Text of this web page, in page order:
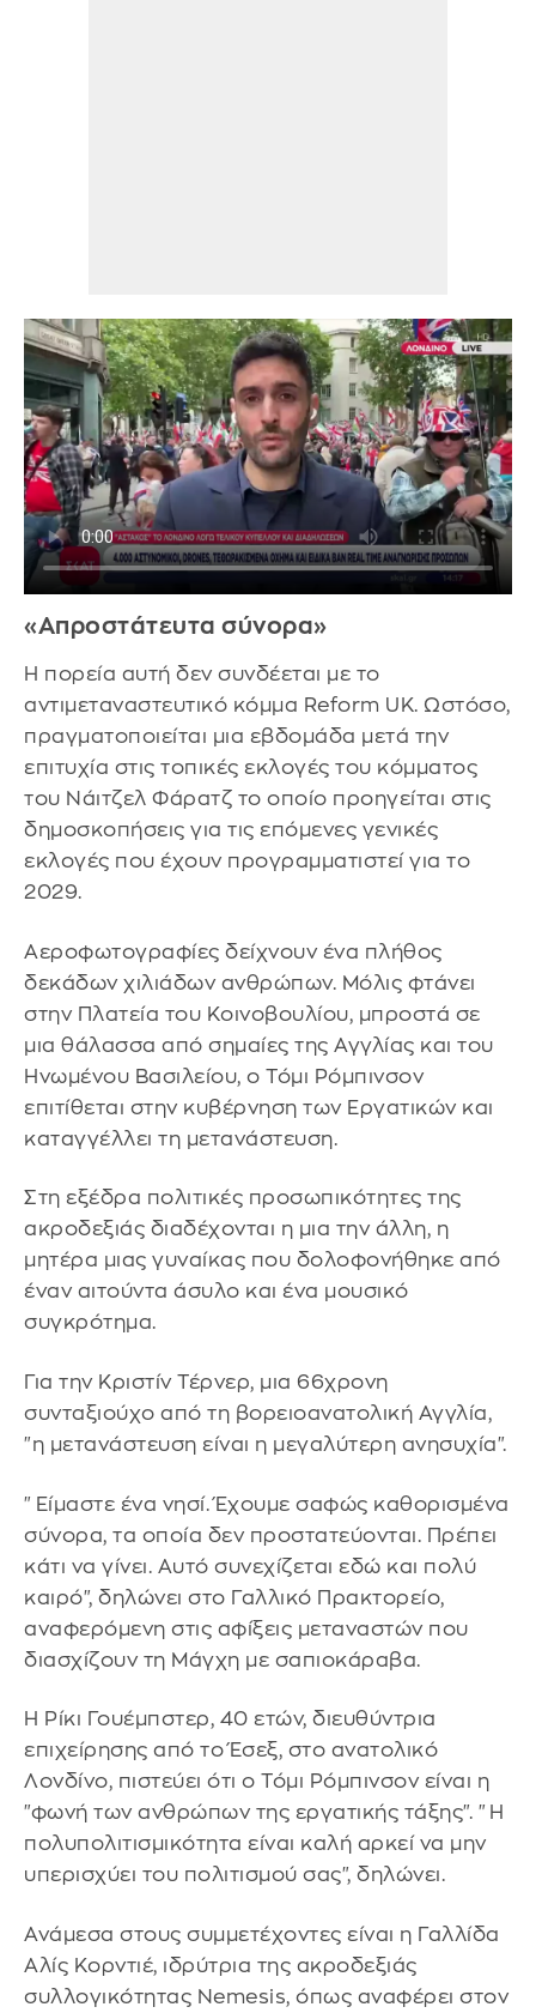
«Απροστάτευτα σύνορα»
Η πορεία αυτή δεν συνδέεται με το
αντιμεταναστευτικό κόμμα Reform UK. Ωστόσο,
πραγματοποιείται μια εβδομάδα μετά την
επιτυχία στις τοπικές εκλογές του κόμματος
του Νάιτζελ Φάρατζ το οποίο προηγείται στις
δημοσκοπήσεις για τις επόμενες γενικές
εκλογές που έχουν προγραμματιστεί για το
2029.
Αεροφωτογραφίες δείχνουν ένα πλήθος
δεκάδων χιλιάδων ανθρώπων. Μόλις φτάνει
στην Πλατεία του Κοινοβουλίου, μπροστά σε
μια θάλασσα από σημαίες της Αγγλίας και του
Ηνωμένου Βασιλείου, ο Τόμι Ρόμπινσον
επιτίθεται στην κυβέρνηση των Εργατικών και
καταγγέλλει τη μετανάστευση.
Στη εξέδρα πολιτικές προσωπικότητες της
ακροδεξιάς διαδέχονται η μια την άλλη, η
μητέρα μιας γυναίκας που δολοφονήθηκε από
έναν αιτούντα άσυλο και ένα μουσικό
συγκρότημα.
Για την Κριστίν Τέρνερ, μια 66χρονη
συνταξιούχο από τη βορειοανατολική Αγγλία,
"η μετανάστευση είναι η μεγαλύτερη ανησυχία".
"Είμαστε ένα νησί. Έχουμε σαφώς καθορισμένα
σύνορα, τα οποία δεν προστατεύονται. Πρέπει
κάτι να γίνει. Αυτό συνεχίζεται εδώ και πολύ
καιρό", δηλώνει στο Γαλλικό Πρακτορείο,
αναφερόμενη στις αφίξεις μεταναστών που
διασχίζουν τη Μάγχη με σαπιοκάραβα.
Η Ρίκι Γουέμπστερ, 40 ετών, διευθύντρια
επιχείρησης από το Έσεξ, στο ανατολικό
Λονδίνο, πιστεύει ότι ο Τόμι Ρόμπινσον είναι η
"φωνή των ανθρώπων της εργατικής τάξης". "Η
πολυπολιτισμικότητα είναι καλή αρκεί να μην
υπερισχύει του πολιτισμού σας", δηλώνει.
Ανάμεσα στους συμμετέχοντες είναι η Γαλλίδα
Αλίς Κορντιέ, ιδρύτρια της ακροδεξιάς
συλλογικότητας Nemesis, όπως αναφέρει στον